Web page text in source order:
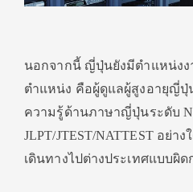
นอกจากนี้ ญี่ปุ่นยังมีตำแหน่ง
ตำแหน่ง คือผู้ดูแลผู้สูงอายุญี่ปุ่
ความรู้ด้านภาษาญี่ปุ่นระดับ
JLPT/JTEST/NATTEST อย่า
เดินทางไปต่างประเทศแบบผิ